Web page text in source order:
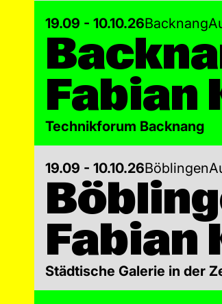
19.09 - 10.10.26Backnang
Fabian
Technikforum Backnang
19.09 - 10.10.26Böblingen
Fabian
Städtische Galerie in der